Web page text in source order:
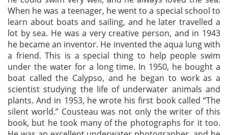
When he was a teenager, he went to a special school to
learn about boats and sailing, and he later travelled a
lot by sea. He was a very creative person, and in 1943
he became an inventor. He invented the aqua lung with
a friend. This is a special thing to help people swim
under the water for a long time. In 1950, he bought a
boat called the Calypso, and he began to work as a
scientist studying the life of underwater animals and
plants. And in 1953, he wrote his first book called “The
silent world.” Cousteau was not only the writer of this
book, but he took many of the photographs for it too.